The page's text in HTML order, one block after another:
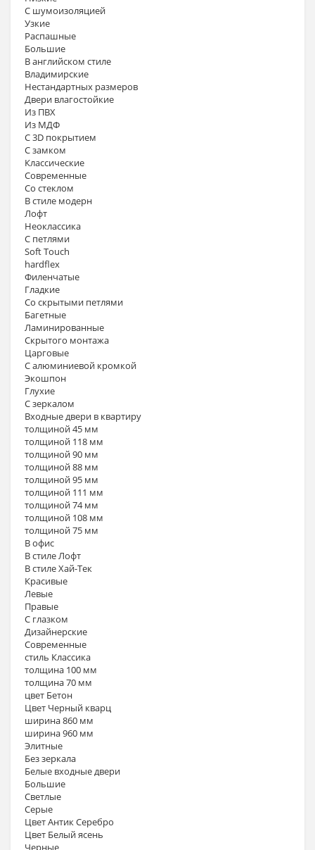
С шумоизоляцией
Узкие
Распашные
Большие
В английском стиле
Владимирские
Нестандартных размеров
Двери влагостойкие
Из ПВХ
Из МДФ
С 3D покрытием
С замком
Классические
Современные
Со стеклом
В стиле модерн
Лофт
Неоклассика
С петлями
Soft Touch
hardflex
Филенчатые
Гладкие
Со скрытыми петлями
Багетные
Ламинированные
Скрытого монтажа
Царговые
С алюминиевой кромкой
Экошпон
Глухие
С зеркалом
Входные двери в квартиру
толщиной 45 мм
толщиной 118 мм
толщиной 90 мм
толщиной 88 мм
толщиной 95 мм
толщиной 111 мм
толщиной 74 мм
толщиной 108 мм
толщиной 75 мм
В офис
В стиле Лофт
В стиле Хай-Тек
Красивые
Левые
Правые
С глазком
Дизайнерские
Современные
стиль Классика
толщина 100 мм
толщина 70 мм
цвет Бетон
Цвет Черный кварц
ширина 860 мм
ширина 960 мм
Элитные
Без зеркала
Белые входные двери
Большие
Светлые
Серые
Цвет Антик Серебро
Цвет Белый ясень
Черные